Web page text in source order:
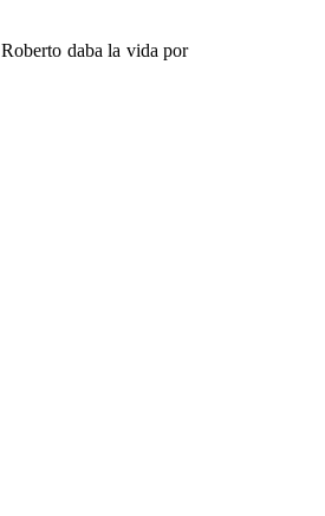
daba la vida por